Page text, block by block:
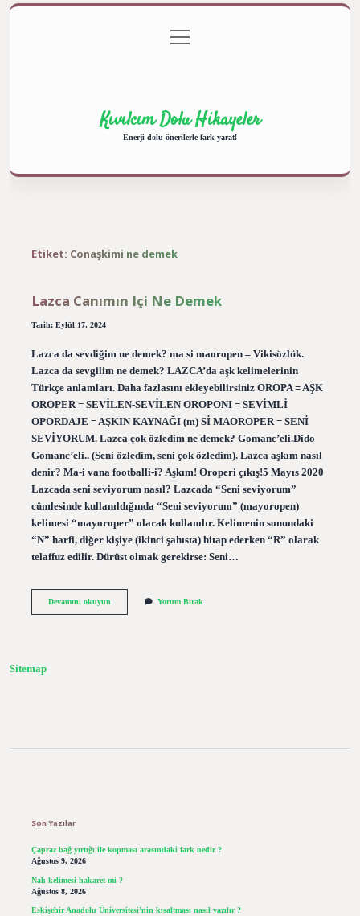
Gizlilik Politikası
menüyü
aç
Kıvılcım Dolu Hikayeler
Enerji dolu önerilerle fark yarat!
Etiket: Conaşkimi ne demek
Lazca Canımın Içi Ne Demek
Tarih: Eylül 17, 2024
Lazca da sevdiğim ne demek? ma si maoropen – Vikisözlük.
Lazca da sevgilim ne demek? LAZCA’da aşk kelimelerinin
Türkçe anlamları. Daha fazlasını ekleyebilirsiniz OROPA = AŞK
OROPER = SEVİLEN-SEVİLEN OROPONI = SEVİMLİ
OPORDAJE = AŞKIN KAYNAĞI (m) Sİ MAOROPER = SENİ
SEVİYORUM. Lazca çok özledim ne demek? Gomanc’eli.Dido
Gomanc’eli.. (Seni özledim, seni çok özledim). Lazca aşkım nasıl
denir? Ma-i vana footballi-i? Aşkım! Oroperi çıkış!5 Mayıs 2020
Lazcada seni seviyorum nasıl? Lazcada “Seni seviyorum”
cümlesinde kullanıldığında “Seni seviyorum” (mayoropen)
kelimesi “mayoroper” olarak kullanılır. Kelimenin sonundaki
“N” harfi, diğer kişiye (ikinci şahısta) hitap ederken “R” olarak
telaffuz edilir. Dürüst olmak gerekirse: Seni…
Devamını okuyunLazca
Yorum Bırak
Sitemap
Son Yazılar
Çapraz bağ yırtığı ile kopması arasındaki fark nedir ?
Ağustos 9, 2026
Nah kelimesi hakaret mi ?
Ağustos 8, 2026
Eskişehir Anadolu Üniversitesi’nin kısaltması nasıl yazılır ?